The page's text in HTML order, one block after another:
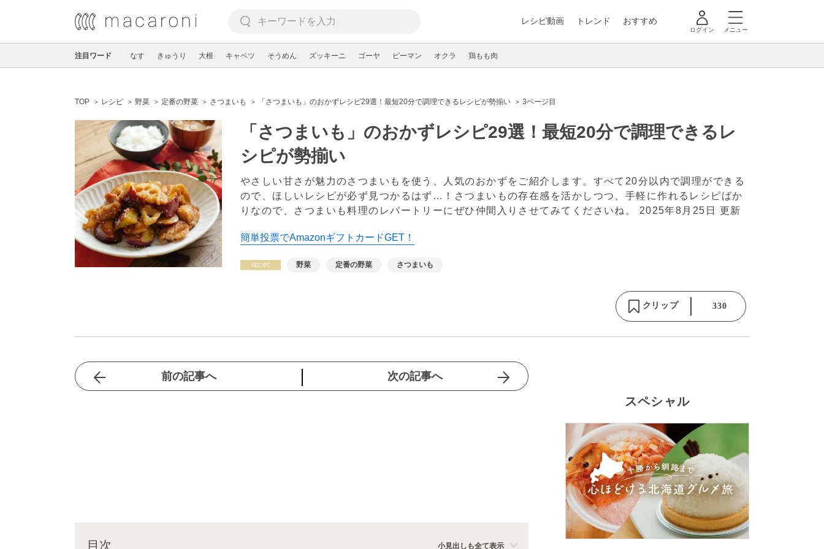
レシピ動画 トレンド おすすめ
ログイン メニュー
注目ワード なす きゅうり 大根 キャベツ そうめん ズッキーニ ゴーヤ ピーマン オクラ 鶏もも肉
TOP レシピ 野菜 定番の野菜 さつまいも 「さつまいも」のおかずレシピ29選！最短20分で調理できるレシピが勢揃い 3ページ目
「さつまいも」のおかずレシピ29選！最短20分で調理できるレ
シピが勢揃い
やさしい甘さが魅力のさつまいもを使う、人気のおかずをご紹介します。すべて20分以内で調理ができる
ので、ほしいレシピが必ず見つかるはず…！さつまいもの存在感を活かしつつ、手軽に作れるレシピばか
りなので、さつまいも料理のレパートリーにぜひ仲間入りさせてみてくださいね。 2025年8月25日 更新
簡単投票でAmazonギフトカードGET！
野菜 定番の野菜 さつまいも
クリップ 330
前の記事へ 次の記事へ
目次 小見出しも全て表示
スペシャル